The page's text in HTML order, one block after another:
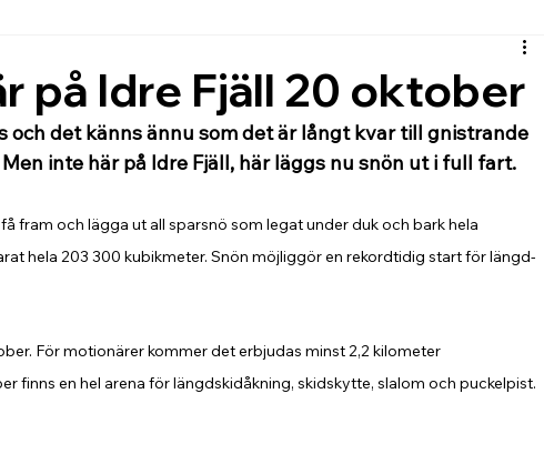
på Idre Fjäll 20 oktober
och det känns ännu som det är långt kvar till gnistrande
inte här på Idre Fjäll, här läggs nu snön ut i full fart.
fram och lägga ut all sparsnö som legat under duk och bark hela
hela 203 300 kubikmeter. Snön möjliggör en rekordtidig start för längd-
För motionärer kommer det erbjudas minst 2,2 kilometer
finns en hel arena för längdskidåkning, skidskytte, slalom och puckelpist.